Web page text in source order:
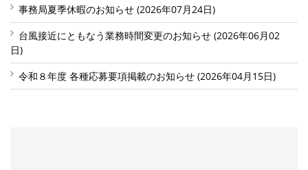
事務局夏季休暇のお知らせ (2026年07月24日)
台風接近にともなう業務時間変更のお知らせ (2026年06月02
日)
令和８年度 各種応募要項掲載のお知らせ (2026年04月15日)